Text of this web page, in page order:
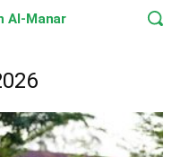
Al-Manar